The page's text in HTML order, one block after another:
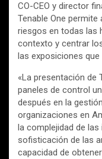
CO-CEO y director
Tenable One
riesgos en todas las
contexto y centrar
las exposiciones que
«La presentación de
paneles de control
después en la
organizaciones en
la complejidad de
sofisticación de las
capacidad de